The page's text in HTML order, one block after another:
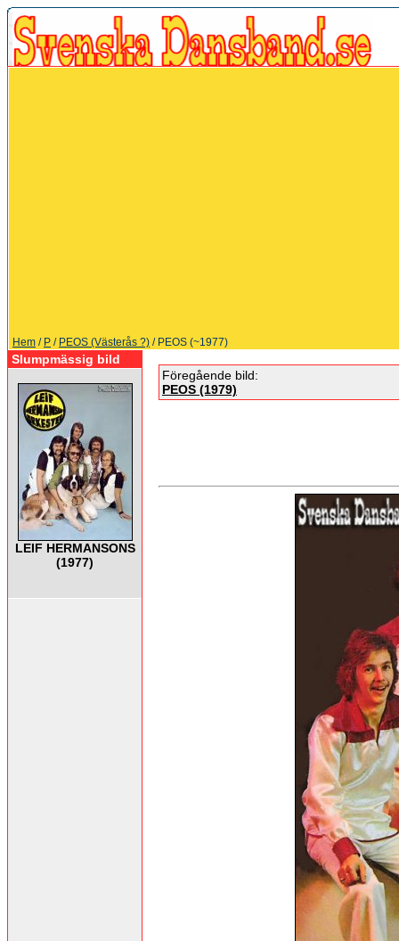
Hem / P / PEOS (Västerås ?) / PEOS (~1977)
Slumpmässig bild
LEIF HERMANSONS
(1977)
Föregående bild:
PEOS (1979)